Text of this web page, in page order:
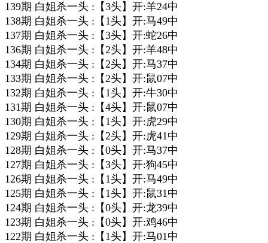
139期 白姐杀一头 :【3头】开:羊24中
138期 白姐杀一头 :【1头】开:马49中
137期 白姐杀一头 :【3头】开:蛇26中
136期 白姐杀一头 :【2头】开:羊48中
134期 白姐杀一头 :【2头】开:马37中
133期 白姐杀一头 :【2头】开:鼠07中
132期 白姐杀一头 :【1头】开:牛30中
131期 白姐杀一头 :【4头】开:鼠07中
130期 白姐杀一头 :【1头】开:虎29中
129期 白姐杀一头 :【2头】开:虎41中
128期 白姐杀一头 :【0头】开:马37中
127期 白姐杀一头 :【3头】开:狗45中
126期 白姐杀一头 :【1头】开:马49中
125期 白姐杀一头 :【1头】开:鼠31中
124期 白姐杀一头 :【0头】开:龙39中
123期 白姐杀一头 :【0头】开:鸡46中
122期 白姐杀一头 :【1头】开:马01中